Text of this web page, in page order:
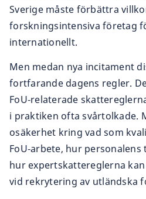
Sverige måste förbättra
forskningsintensiva företag
internationellt.
Men medan nya incitament
fortfarande dagens regler.
FoU‑relaterade
i praktiken ofta svårtolkade.
osäkerhet kring vad som
FoU‑arbete, hur
hur expertskattereglerna
vid rekrytering av utländska